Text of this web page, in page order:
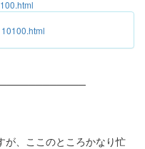
が、ここのところかなり忙